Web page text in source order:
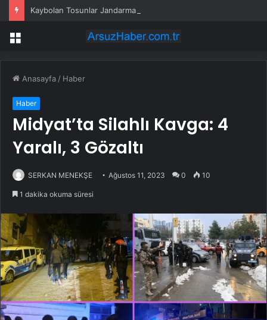
Kaybolan Tosunlar Jandarma Tarafından Bulundu
Menü
Anasayfa / Haber
Haber
Midyat’ta Silahlı Kavga: 4
Yaralı, 3 Gözaltı
SERKAN MENEKŞE Ağustos 11, 2023 0 10
1 dakika okuma süresi